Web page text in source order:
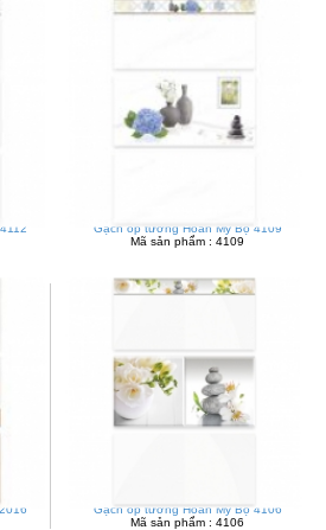
Gạch ốp tường Hoàn Mỹ Bộ 4109
Mã sản phẩm : 4109
Gạch ốp tường Hoàn Mỹ Bộ 4106
Mã sản phẩm : 4106